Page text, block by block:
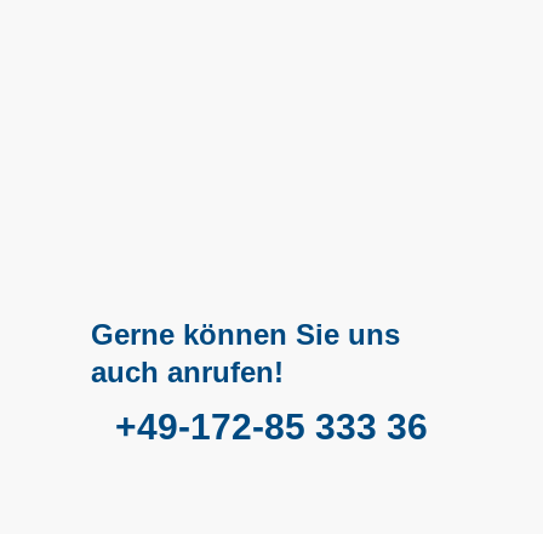
Gerne können Sie uns
auch anrufen!
+49-172-85 333 36